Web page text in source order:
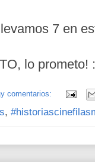
7 en
lo prometo!
comentarios:
,